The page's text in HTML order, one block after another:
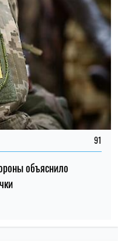
могут быть
нельзя в них
Кулинары
и рассказали,
пиво: наука
за популярностью